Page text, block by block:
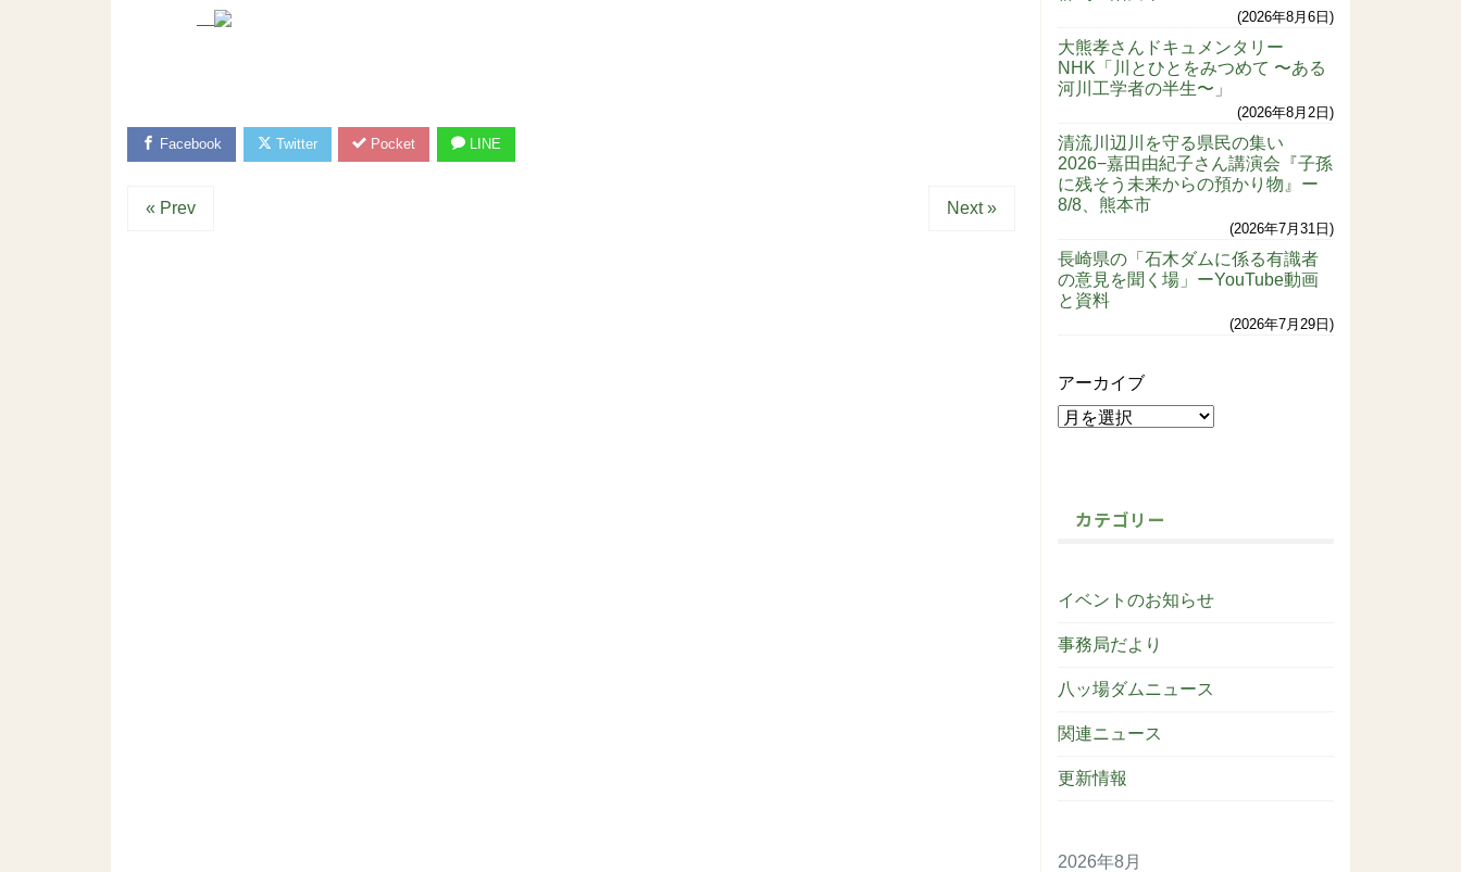
Facebook Twitter Pocket LINE
« Prev Next »
2026年8月6日
大熊孝さんドキュメンタリー
NHK「川とひとをみつめて 〜ある
河川工学者の半生〜」
2026年8月2日
清流川辺川を守る県民の集い
2026−嘉田由紀子さん講演会『子孫
に残そう未来からの預かり物』ー
8/8、熊本市
2026年7月31日
長崎県の「石木ダムに係る有識者
の意見を聞く場」ーYouTube動画
と資料
2026年7月29日
アーカイブ
カテゴリー
イベントのお知らせ
事務局だより
八ッ場ダムニュース
関連ニュース
更新情報
2026年8月